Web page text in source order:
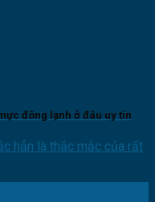
đông lạnh ở đâu uy tín
hẳn là thắc mắc của rất